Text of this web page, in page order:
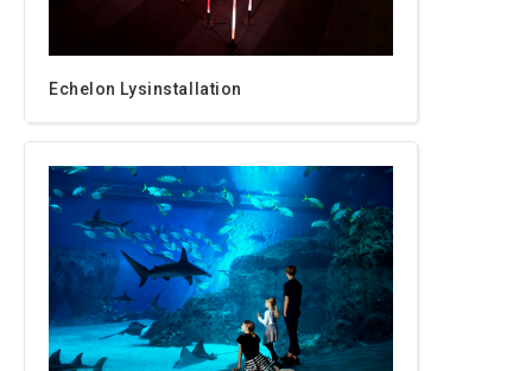
Echelon Lysinstallation